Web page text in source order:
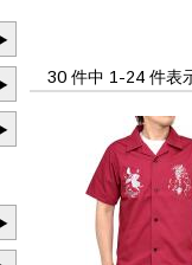
30 件中 1-24 件表